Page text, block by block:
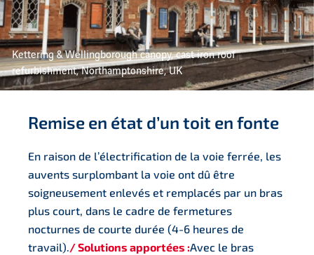
Kettering & Wellingborough canopy, cast iron roof
refurbishment, Northamptonshire, UK
Remise en état d’un toit en fonte
En raison de l’électrification de la voie ferrée, les
auvents surplombant la voie ont dû être
soigneusement enlevés et remplacés par un bras
plus court, dans le cadre de fermetures
nocturnes de courte durée (4-6 heures de
travail)./ Solutions apportées :Avec le bras